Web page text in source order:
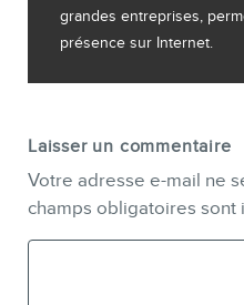
grandes entreprises,
présence sur Internet.
Laisser un commentaire
Votre adresse e-mail ne
champs obligatoires sont